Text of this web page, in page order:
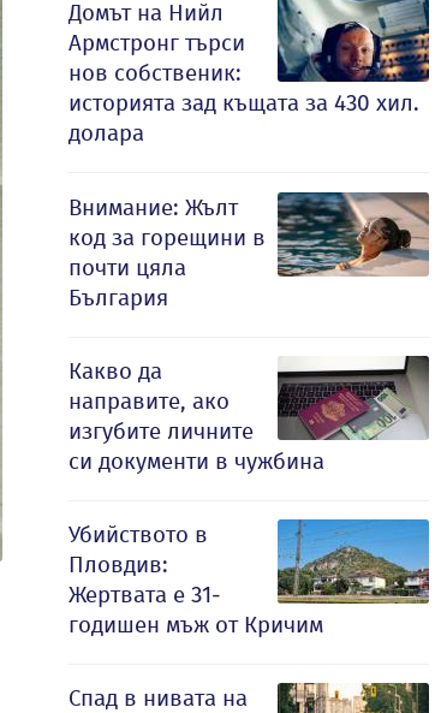
Домът на Нийл
Армстронг търси
нов собственик:
историята зад къщата за 430 хил.
долара
Внимание: Жълт
код за горещини в
почти цяла
България
Какво да
направите, ако
изгубите личните
си документи в чужбина
Убийството в
Пловдив:
Жертвата е 31-
годишен мъж от Кричим
Спад в нивата на